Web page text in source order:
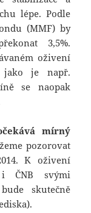
lépe. Podle
(MMF) by
3,5%.
oživení
jako je např.
se naopak
mírný
pozorovat
K oživení
ČNB svými
skutečně